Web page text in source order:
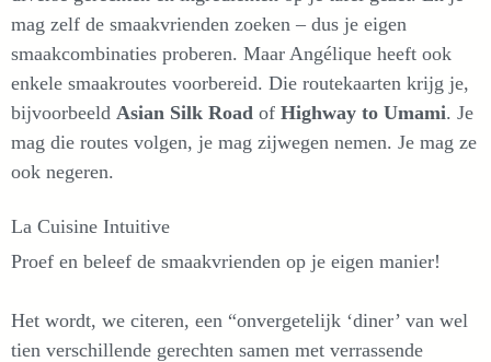
mag zelf de smaakvrienden zoeken – dus je eigen
smaakcombinaties proberen. Maar Angélique heeft ook
enkele smaakroutes voorbereid. Die routekaarten krijg je,
bijvoorbeeld Asian Silk Road of Highway to Umami. Je
mag die routes volgen, je mag zijwegen nemen. Je mag ze
ook negeren.
La Cuisine Intuitive
Proef en beleef de smaakvrienden op je eigen manier!
Het wordt, we citeren, een “onvergetelijk ‘diner’ van wel
tien verschillende gerechten samen met verrassende